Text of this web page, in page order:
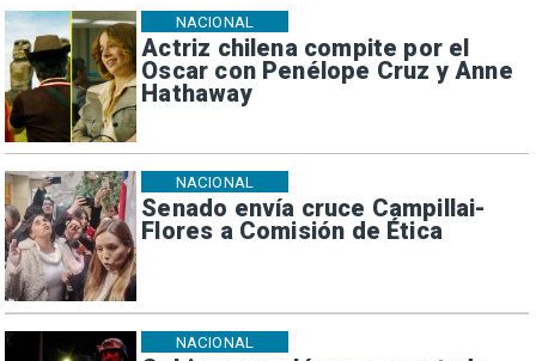
Actriz chilena compite por el
Oscar con Penélope Cruz y Anne
Hathaway
NACIONAL
Senado envía cruce Campillai-
Flores a Comisión de Ética
NACIONAL
NACIONAL